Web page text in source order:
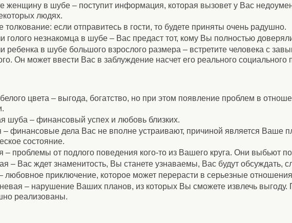
женщину в шубе – поступит информация, которая вызовет у Вас
людях.
толкование: если отправитесь в гости, то будете приняты очень радушно.
голого незнакомца в шубе – Вас предаст тот, кому Вы полностью
ребенка в шубе большого взрослого размера – встретите человека с
Он может ввести Вас в заблуждение насчет его реального социального
цвета – выгода, богатство, но при этом появление проблем в
шуба – финансовый успех и любовь близких.
– финансовые дела Вас не вполне устраивают, причиной является Ваше
состояние.
– проблемы от подлого поведения кого-то из Вашего круга. Они выбьют
– Вас ждет знаменитость, Вы станете узнаваемы, Вас будут обсуждать,
любовное приключение, которое может перерасти в серьезные
– нарушение Ваших планов, из которых Вы сможете извлечь выгоду.
реализованы.